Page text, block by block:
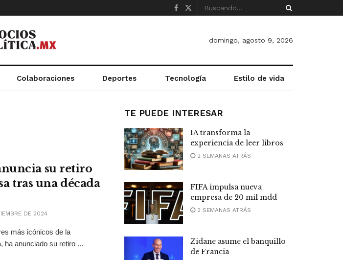
domingo, agosto 9, 2026
Colaboraciones Deportes Tecnología Estilo de vida
su retiro
tras una década
DE 2024
más icónicos de la
ha anunciado su retiro ...
TE PUEDE INTERESAR
IA transforma la
experiencia de leer libros
2 SEMANAS ATRÁS
FIFA impulsa nueva
empresa de 20 mil mdd
2 SEMANAS ATRÁS
Zidane asume el banquillo
de Francia